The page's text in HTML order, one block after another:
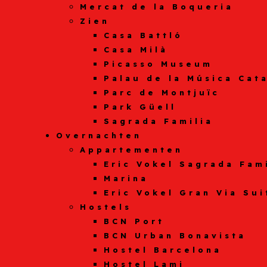
Mercat de la Boqueria
Zien
Casa Battló
Casa Milà
Picasso Museum
Palau de la Música
Parc de Montjuïc
Park Güell
Sagrada Familia
Overnachten
Appartementen
Eric Vokel Sagrada
Marina
Eric Vokel Gran Via
Hostels
BCN Port
BCN Urban Bonavista
Hostel Barcelona
Hostel Lami